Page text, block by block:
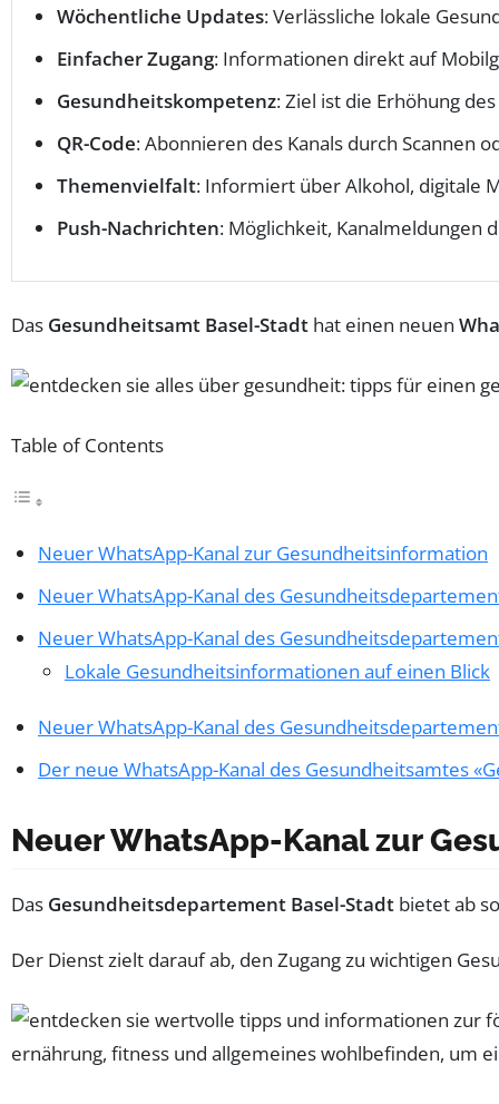
Wöchentliche Updates: Verlässliche lokale
Einfacher Zugang: Informationen direkt auf
Gesundheitskompetenz: Ziel ist die Erhöhung
QR-Code: Abonnieren des Kanals durch Scannen
Themenvielfalt: Informiert über Alkohol, digitale
Push-Nachrichten: Möglichkeit, Kanalmeldungen
Das Gesundheitsamt Basel-Stadt hat einen neuen
Table of Contents
Neuer WhatsApp-Kanal zur Gesundheitsinformation
Neuer WhatsApp-Kanal des
Neuer WhatsApp-Kanal des
Lokale Gesundheitsinformationen auf einen Blick
Neuer WhatsApp-Kanal des
Der neue WhatsApp-Kanal des Gesundheitsamtes
Neuer WhatsApp-Kanal zur
Das Gesundheitsdepartement Basel-Stadt bietet ab
Der Dienst zielt darauf ab, den Zugang zu wichtigen